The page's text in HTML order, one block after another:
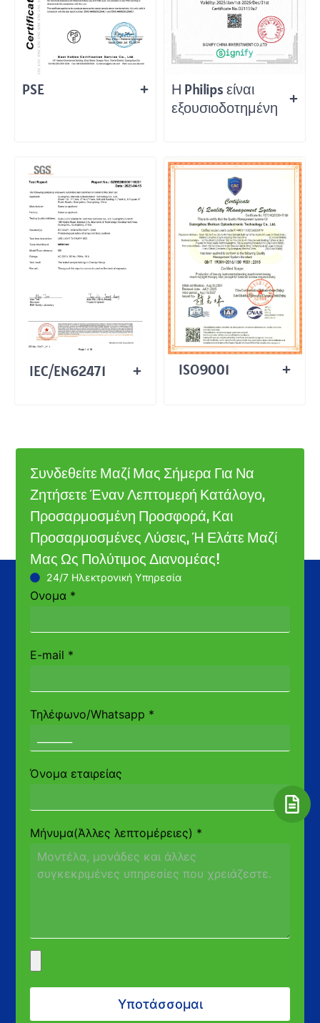
PSE
Η Philips είναι
εξουσιοδοτημένη
IEC/EN62471 ISO9001
Συνδεθείτε Μαζί Μας Σήμερα Για Να
Ζητήσετε Έναν Λεπτομερή Κατάλογο,
Προσαρμοσμένη Προσφορά, Και
Προσαρμοσμένες Λύσεις, Ή Ελάτε Μαζί
Μας Ως Πολύτιμος Διανομέας!
24/7 Ηλεκτρονική Υπηρεσία
Ονομα *
E-mail *
Τηλέφωνο/Whatsapp *
Όνομα εταιρείας
Μήνυμα(Άλλες λεπτομέρειες) *
Υποτάσσομαι